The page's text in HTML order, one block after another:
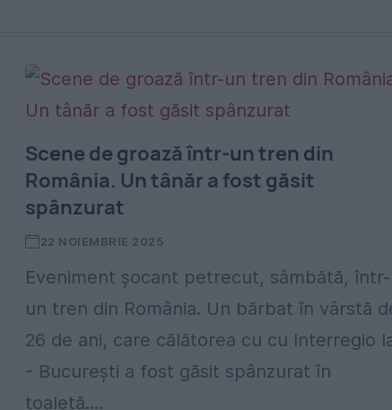
Scene de groază într-un tren din
România. Un tânăr a fost găsit
spânzurat
22 NOIEMBRIE 2025
Eveniment șocant petrecut, sâmbătă, într-
un tren din România. Un bărbat în vârstă
26 de ani, care călătorea cu cu Interregio
- București a fost găsit spânzurat în
toaletă....